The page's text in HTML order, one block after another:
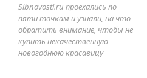
Sibnovosti.ru проехались по
пяти точкам и узнали, на что
обратить внимание, чтобы не
купить некачественную
новогоднюю красавицу